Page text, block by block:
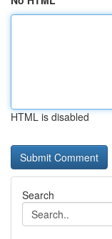
HTML is disabled
Search